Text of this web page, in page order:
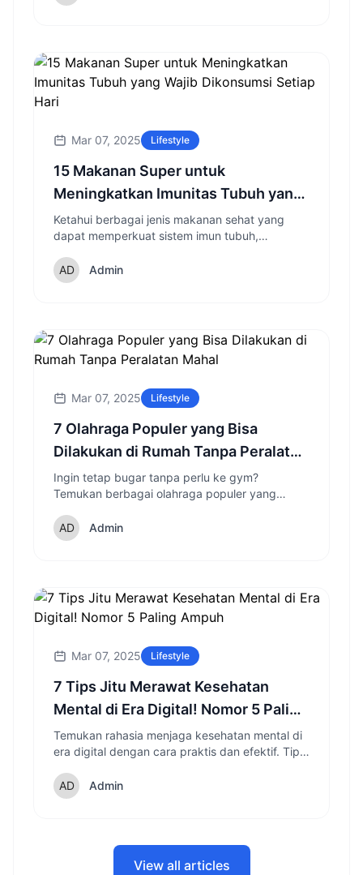
Mar 07, 2025 Lifestyle
15 Makanan Super untuk
Meningkatkan Imunitas Tubuh yang
Wajib Dikonsumsi Setiap Hari
Ketahui berbagai jenis makanan sehat yang
dapat memperkuat sistem imun tubuh,
kesehatan secara keseluruhan.
Admin
Mar 07, 2025 Lifestyle
7 Olahraga Populer yang Bisa
Dilakukan di Rumah Tanpa Peralatan
Mahal
Ingin tetap bugar tanpa perlu ke gym?
Temukan berbagai olahraga populer yang
peralatan namun tetap efektif membakar kalori.
Admin
Mar 07, 2025 Lifestyle
7 Tips Jitu Merawat Kesehatan
Mental di Era Digital! Nomor 5 Paling
Ampuh
Temukan rahasia menjaga kesehatan mental di
era digital dengan cara praktis dan efektif. Tips
kesehatan mental!
Admin
View all articles